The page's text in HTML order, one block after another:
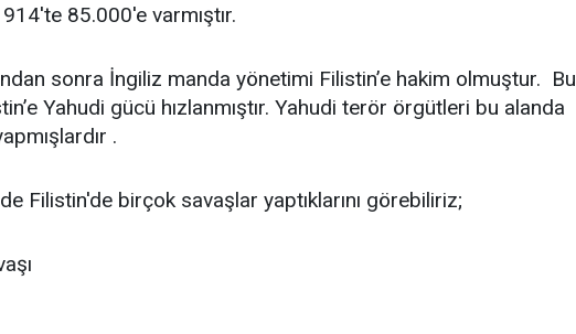
85.000'e varmıştır.
sonra İngiliz manda yönetimi Filistin’e hakim olmuştur. Bu
Yahudi gücü hızlanmıştır. Yahudi terör örgütleri bu alanda
.
Filistin'de birçok savaşlar yaptıklarını görebiliriz;